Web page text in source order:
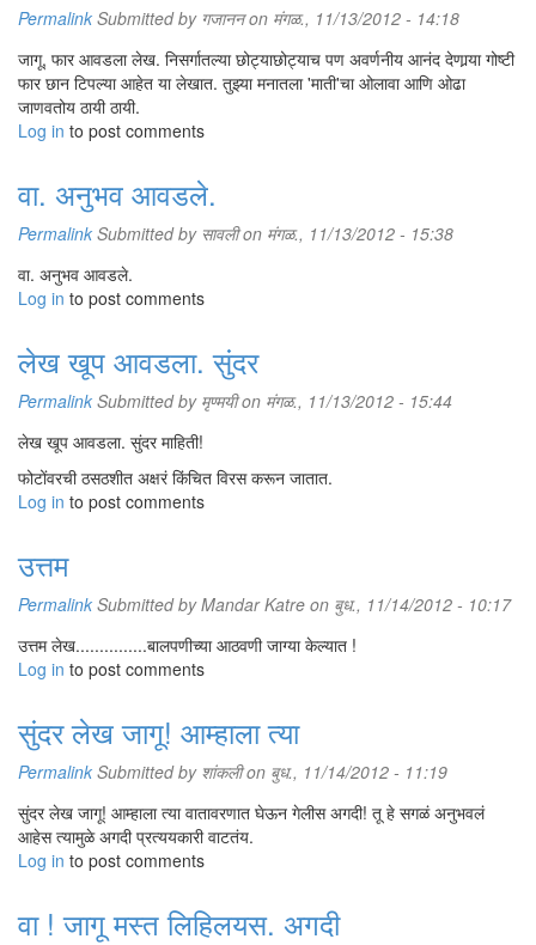
Permalink Submitted by गजाननon मंगळ., 11/13/2012 - 14:18
जागू, फार आवडला लेख. निसर्गातल्या छोट्याछोट्याच पण अवर्णनीय आनंद देणार्‍या गोष्टी
फार छान टिपल्या आहेत या लेखात. तुझ्या मनातला 'माती'चा ओलावा आणि ओढा
जाणवतोय ठायी ठायी.
Log in to post comments
वा. अनुभव आवडले.
Permalink Submitted by सावलीon मंगळ., 11/13/2012 - 15:38
वा. अनुभव आवडले.
Log in to post comments
लेख खूप आवडला. सुंदर
Permalink Submitted by मृण्मयीon मंगळ., 11/13/2012 - 15:44
लेख खूप आवडला. सुंदर माहिती!
फोटोंवरची ठसठशीत अक्षरं किंचित विरस करून जातात.
Log in to post comments
उत्तम
Permalink Submitted byMandar Katre on बुध., 11/14/2012 - 10:17
उत्तम लेख...............बालपणीच्या आठवणी जाग्या केल्यात !
Log in to post comments
सुंदर लेख जागू! आम्हाला त्या
Permalink Submitted by शांकलीon बुध., 11/14/2012 - 11:19
सुंदर लेख जागू! आम्हाला त्या वातावरणात घेऊन गेलीस अगदी! तू हे सगळं अनुभवलं
आहेस त्यामुळे अगदी प्रत्ययकारी वाटतंय.
Log in to post comments
वा ! जागू मस्त लिहिलयस. अगदी